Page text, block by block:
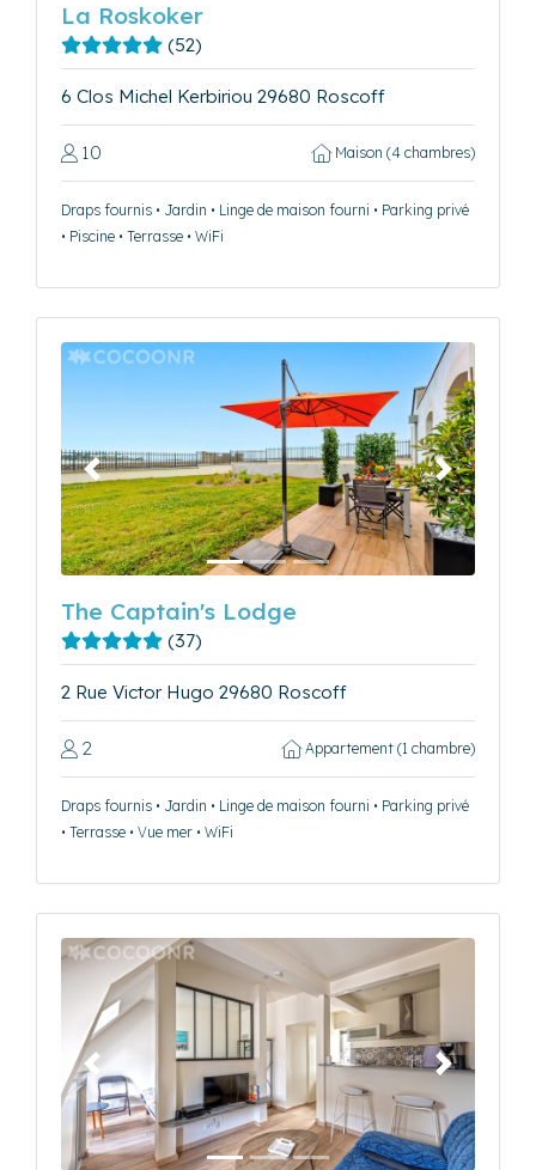
La Roskoker
(52)
6 Clos Michel Kerbiriou 29680 Roscoff
10 Maison (4 chambres)
Draps fournis • Jardin • Linge de maison fourni • Parking privé
• Piscine • Terrasse • WiFi
Précédent Suivant
The Captain's Lodge
(37)
2 Rue Victor Hugo 29680 Roscoff
2 Appartement (1 chambre)
Draps fournis • Jardin • Linge de maison fourni • Parking privé
• Terrasse • Vue mer • WiFi
Précédent Suivant